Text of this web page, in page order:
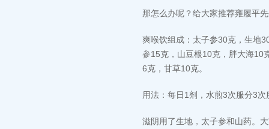
那怎么办呢？给大家推荐雍履平
爽喉饮组成：太子参30克，生地
参15克，山豆根10克，胖大海10
6克，甘草10克。
用法：每日1剂，水煎3次服分3
滋阴用了生地，太子参和山药。